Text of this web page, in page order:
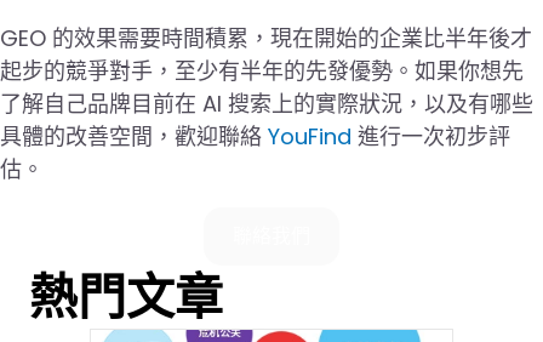
GEO 的效果需要時間積累，現在開始的企業比半年後才
起步的競爭對手，至少有半年的先發優勢。如果你想先
了解自己品牌目前在 AI 搜索上的實際狀況，以及有哪些
具體的改善空間，歡迎聯絡 YouFind 進行一次初步評
估。
熱門文章